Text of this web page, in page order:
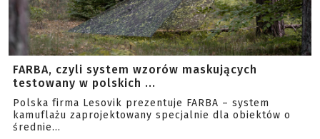
FARBA, czyli system wzorów maskujących
testowany w polskich ...
Polska firma Lesovik prezentuje FARBA – system
kamuflażu zaprojektowany specjalnie dla obiektów o
średnie...